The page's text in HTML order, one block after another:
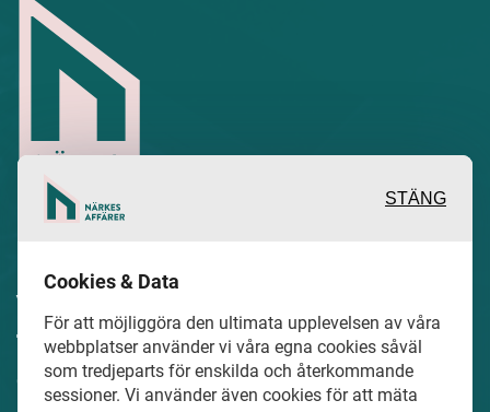
värdefulla berättelser och reportage
från och om det lokala näringslivet och
dess aktörer samt en hel del annan
STÄNG
Cookies & Data
För att möjliggöra den ultimata upplevelsen av våra
webbplatser använder vi våra egna cookies såväl
som tredjeparts för enskilda och återkommande
sessioner. Vi använder även cookies för att mäta